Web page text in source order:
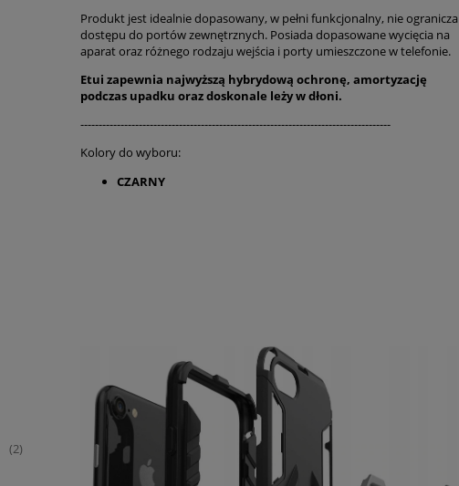
(2)
Produkt jest idealnie dopasowany, w pełni funkcjonalny, nie ogranicza
dostępu do portów zewnętrznych. Posiada dopasowane wycięcia na
aparat oraz różnego rodzaju wejścia i porty umieszczone w telefonie.
Etui zapewnia najwyższą hybrydową ochronę, amortyzację
podczas upadku orazdoskonale leży w dłoni.
-------------------------------------------------------------------------------------
Kolory do wyboru:
CZARNY